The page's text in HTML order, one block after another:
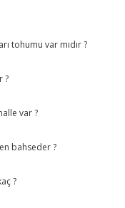
tohumu var mıdır ?
?
var ?
bahseder ?
?